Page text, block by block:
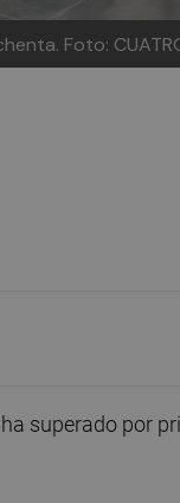
Foto:
ha superado por